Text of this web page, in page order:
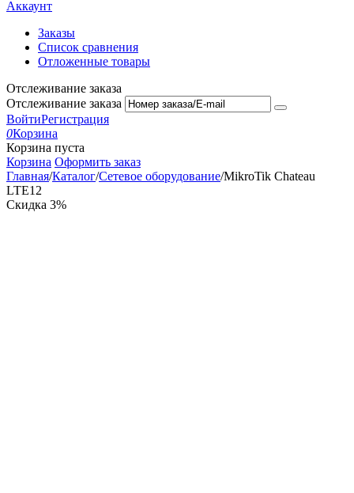
Аккаунт
Заказы
Список сравнения
Отложенные товары
Отслеживание заказа
Отслеживание заказа
ВойтиРегистрация
0Корзина
Корзина пуста
Корзина Оформить заказ
Главная/Каталог/Сетевое оборудование/MikroTik Chateau
LTE12
Скидка 3%